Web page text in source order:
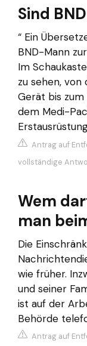
Sind
“ Ein
BND-Mann
Im
zu sehen,
Gerät bis
dem Medi-
Antrag auf
vollständige
Wem
man
Die
wie früher.
und seiner
ist auf der
Behörde
Antrag auf